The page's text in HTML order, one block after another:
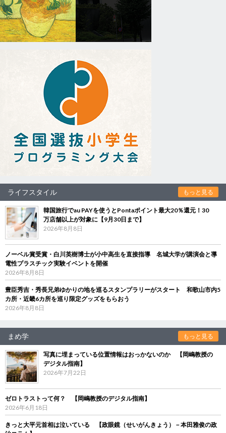
ライフスタイル もっと見る
韓国旅行でau PAYを使うとPontaポイント最大20％還元！30
万店舗以上が対象に【9月30日まで】
2026年8月8日
ノーベル賞受賞・白川英樹博士が小中高生を直接指導 名城大学が講演会と導
電性プラスチック実験イベントを開催
2026年8月8日
豊臣秀吉・秀長兄弟ゆかりの地を巡るスタンプラリーがスタート 和歌山市内5
カ所・近畿6カ所を巡り限定グッズをもらおう
2026年8月8日
まめ学 もっと見る
写真に埋まっている位置情報はおっかないのか 【岡嶋教授の
デジタル指南】
2026年7月22日
ゼロトラストって何？ 【岡嶋教授のデジタル指南】
2026年6月18日
きっと大平元首相は泣いている 【政眼鏡（せいがんきょう）－本田雅俊の政